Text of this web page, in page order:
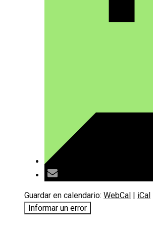
Guardar en calendario: WebCal | iCal
Informar un error